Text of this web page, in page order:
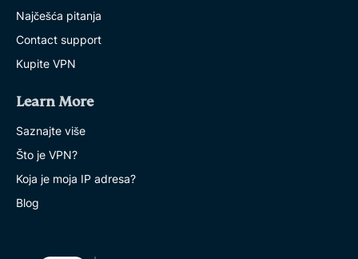
Najčešća pitanja
Contact support
Kupite VPN
Learn More
Saznajte više
Što je VPN?
Koja je moja IP adresa?
Blog